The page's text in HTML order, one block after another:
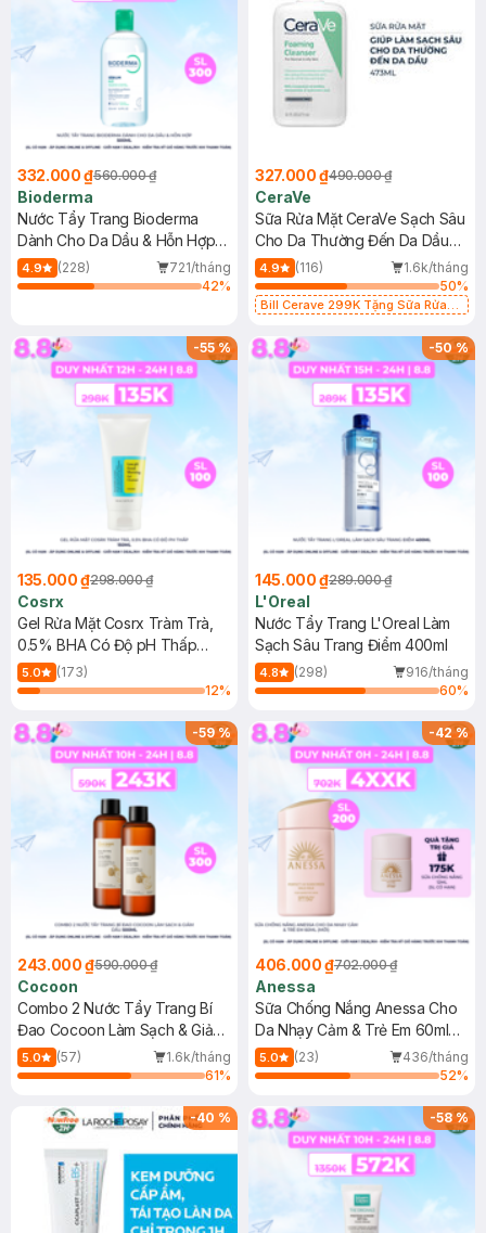
332.000 ₫560.000 ₫
Bioderma
Nước Tẩy Trang Bioderma
Dành Cho Da Dầu & Hỗn Hợp
500ml
4.9 (228)
721/tháng
42%
327.000 ₫490.000 ₫
CeraVe
Sữa Rửa Mặt CeraVe Sạch Sâu
Cho Da Thường Đến Da Dầu
473ml
4.9 (116)
1.6k/tháng
50%
Bill Cerave 299K Tặng Sữa Rửa
-55%
135.000 ₫298.000 ₫
Cosrx
Gel Rửa Mặt Cosrx Tràm Trà,
0.5% BHA Có Độ pH Thấp
150ml
5.0
(173)
12%
-50%
145.000 ₫289.000 ₫
L'Oreal
Nước Tẩy Trang L'Oreal Làm
Sạch Sâu Trang Điểm 400ml
4.8 (298)
916/tháng
60%
-59%
243.000 ₫590.000 ₫
Cocoon
Combo 2 Nước Tẩy Trang Bí
Đao Cocoon Làm Sạch & Giảm
Dầu 500ml
5.0 (57)
1.6k/tháng
61%
-42%
406.000 ₫702.000 ₫
Anessa
Sữa Chống Nắng Anessa Cho
Da Nhạy Cảm & Trẻ Em 60ml
(Mới)
5.0 (23)
436/tháng
52%
-40 % -58%